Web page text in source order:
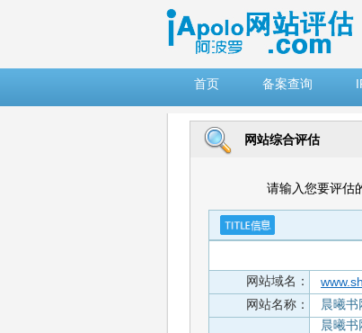
首页
备案查询
网站综合评估
请输入您要评估
网站域名：
网站名称：
晨曦
晨曦